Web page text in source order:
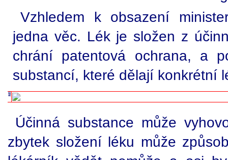
Vzhledem k obsazení
jedna věc. Lék je složen z
chrání patentová ochrana, a
substancí, které dělají konkrétní
Účinná substance může
zbytek složení léku může